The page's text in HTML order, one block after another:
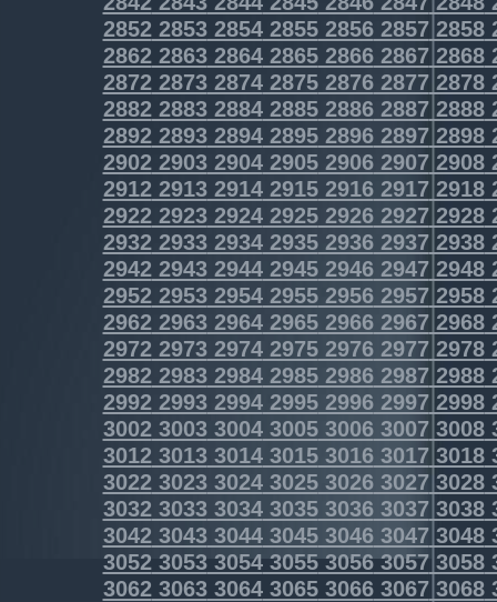
2852285328542855285628572858
2862286328642865286628672868
2872287328742875287628772878
2882288328842885288628872888
2892289328942895289628972898
2902290329042905290629072908
2912291329142915291629172918
2922292329242925292629272928
2932293329342935293629372938
2942294329442945294629472948
2952295329542955295629572958
2962296329642965296629672968
2972297329742975297629772978
2982298329842985298629872988
2992299329942995299629972998
3002300330043005300630073008
3012301330143015301630173018
3022302330243025302630273028
303230333034303530363037 3038
3042304330443045304630473048
3052305330543055305630573058
3062306330643065306630673068